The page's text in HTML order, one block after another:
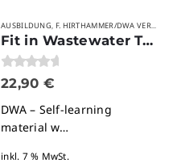
IHK-PRÜFUNGSVORBEREITUNG,VERLAGE
AUSBILDUNG F. HIRTHAMMER/DWA VERLAG
Fit in Wastewater Technology?
0von 5
22,90 €
DWA – Self-learning
material w…
inkl. 7 % MwSt.